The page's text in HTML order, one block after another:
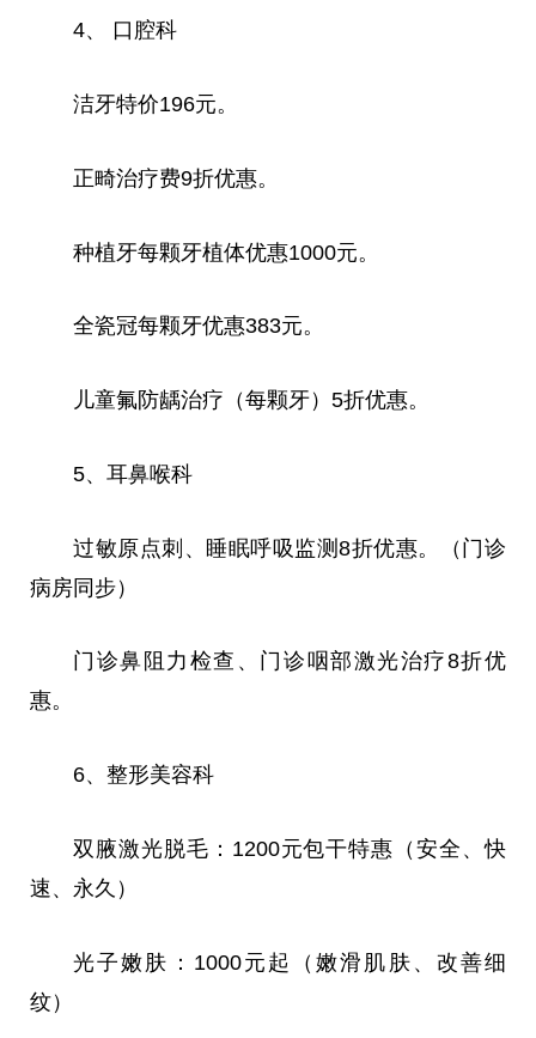
4、 口腔科
洁牙特价196元。
正畸治疗费9折优惠。
种植牙每颗牙植体优惠1000元。
全瓷冠每颗牙优惠383元。
儿童氟防龋治疗（每颗牙）5折优惠。
5、耳鼻喉科
过敏原点刺、睡眠呼吸监测8折优惠。（门诊
病房同步）
门诊鼻阻力检查、门诊咽部激光治疗8折优
惠。
6、整形美容科
双腋激光脱毛：1200元包干特惠（安全、快
速、永久）
光子嫩肤：1000元起（嫩滑肌肤、改善细
纹）